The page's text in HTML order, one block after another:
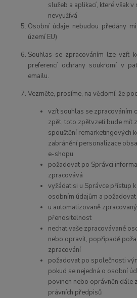
služeb a aplikací, které však
nevyužívá
Osobní údaje nebudou předány
území EU)
Souhlas se zpracováním lze vzít
preferencí ochrany soukromí v
emailu.
Vezměte, prosíme, na vědomí, že
vzít souhlas se zpracováním
zpět, toto zpětvzetí bude mít
spouštění remarketingových
zabránění personalizace
e-shopu
požadovat po Správci
zpracovává
vyžádat si u Správce přístup
osobním údajům a
u automatizovaně
přenositelnost
nechat vaše zpracovávané
nebo opravit, popřípadě
zpracování
požadovat po společnosti
pokud se nejedná o osobní
povinen nebo oprávněn dále
právních předpisů